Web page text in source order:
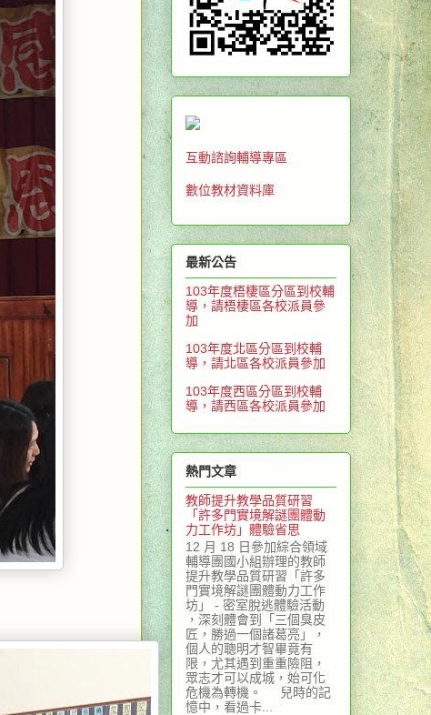
互動諮詢輔導專區
數位教材資料庫
最新公告
103年度梧棲區分區到校輔
導，請梧棲區各校派員參
加
103年度北區分區到校輔
導，請北區各校派員參加
103年度西區分區到校輔
導，請西區各校派員參加
熱門文章
教師提升教學品質研習
「許多門實境解謎團體動
力工作坊」體驗省思
12 月 18 日參加綜合領域
輔導團國小組辦理的教師
提升教學品質研習「許多
門實境解謎團體動力工作
坊」 - 密室脫逃體驗活動
，深刻體會到「三個臭皮
匠，勝過一個諸葛亮」，
個人的聰明才智畢竟有
限，尤其遇到重重險阻，
眾志才可以成城，始可化
危機為轉機。 兒時的記
憶中，看過卡...